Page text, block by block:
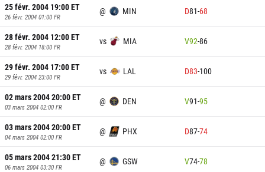
25 févr. 2004 19:00ET
26 févr. 2004 01:00 FR
@ MIN D81-68
28 févr. 2004 12:00ET
28 févr. 2004 18:00 FR
vs MIA V92-86
29 févr. 2004 17:00ET
29 févr. 2004 23:00 FR
vs LAL D83-100
02 mars 2004 20:00ET
03 mars 2004 02:00 FR
@ DEN V91-95
03 mars 2004 20:00ET
04 mars 2004 02:00 FR
@ PHX D87-74
05 mars 2004 21:30ET
06 mars 2004 03:30 FR
@ GSW V74-78